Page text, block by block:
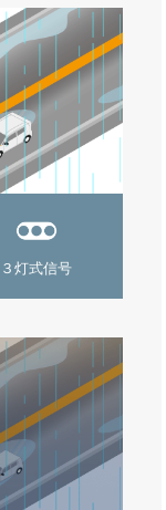
３灯式信号